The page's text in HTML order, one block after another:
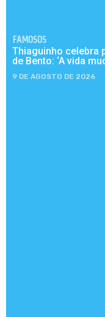
FAMOSOS
Thiaguinho celebra
de Bento: ‘A vida
9 DE AGOSTO DE 2026